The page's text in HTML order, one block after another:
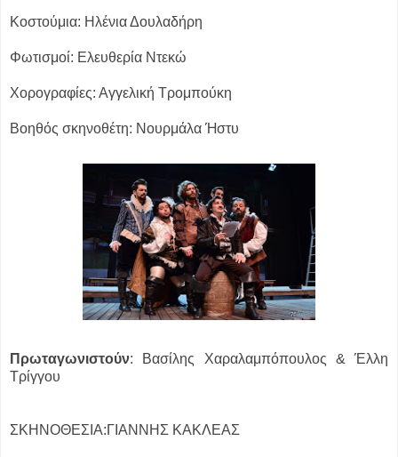
Κοστούμια: Ηλένια Δουλαδήρη
Φωτισμοί: Ελευθερία Ντεκώ
Χορογραφίες: Αγγελική Τρομπούκη
Βοηθός σκηνοθέτη: Νουρμάλα Ήστυ
Πρωταγωνιστούν: Βασίλης Χαραλαμπόπουλος & Έλλη
Τρίγγου
ΣΚΗΝΟΘΕΣΙΑ:ΓΙΑΝΝΗΣ ΚΑΚΛΕΑΣ